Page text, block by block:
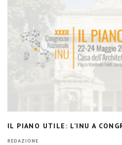
IL PIANO UTILE: L’INU A
REDAZIONE